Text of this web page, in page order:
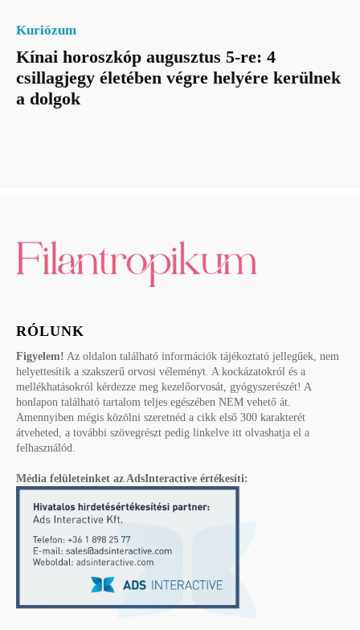
Kuriózum
Kínai horoszkóp augusztus 5-re: 4
csillagjegy életében végre helyére kerülnek
a dolgok
RÓLUNK
Figyelem! Az oldalon található információk tájékoztató jellegűek, nem
helyettesítik a szakszerű orvosi véleményt. A kockázatokról és a
mellékhatásokról kérdezze meg kezelőorvosát, gyógyszerészét! A
honlapon található tartalom teljes egészében NEM vehető át.
Amennyiben mégis közölni szeretnéd a cikk első 300 karakterét
átveheted, a további szövegrészt pedig linkelve itt olvashatja el a
felhasználód.
Média felületeinket az AdsInteractive értékesíti: